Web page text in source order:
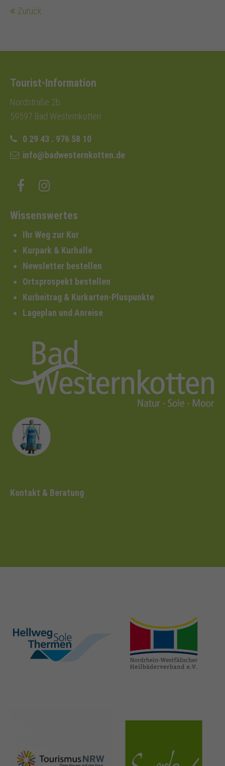
Zurück
Tourist-Information
Nordstraße 2b
59597 Bad Westernkotten
0 29 43 . 976 58 10
info@badwesternkotten.de
Wissenswertes
Ihr Weg zur Kur
Kurpark & Kurhalle
Newsletter bestellen
Ortsprospekt bestellen
Kurbeitrag & Kurkarten-Pluspunkte
Lageplan und Anreise
Kontakt & Beratung
hellweg-sole-
thermen.de
heilbaeder.de
nrw-
sauerland.co